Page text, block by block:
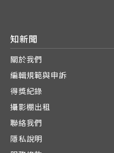
知新聞
關於我們
編輯規範與申訴
得獎紀錄
攝影棚出租
聯絡我們
隱私說明